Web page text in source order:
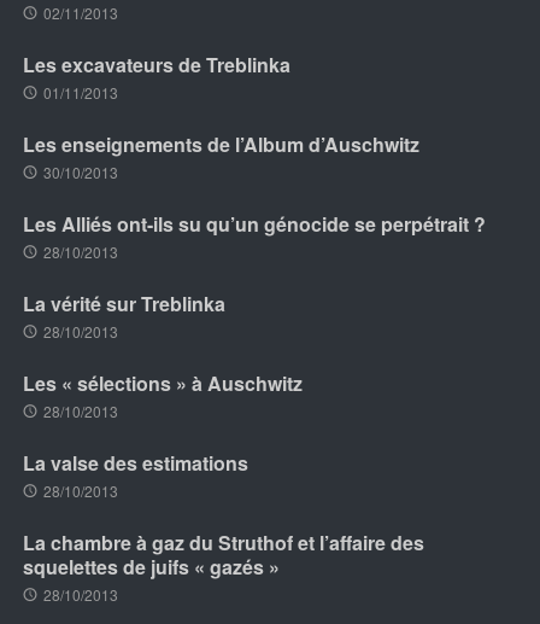
02/11/2013
Les excavateurs de Treblinka
01/11/2013
Les enseignements de l’Album d’Auschwitz
30/10/2013
Les Alliés ont-ils su qu’un génocide se perpétrait ?
28/10/2013
La vérité sur Treblinka
28/10/2013
Les « sélections » à Auschwitz
28/10/2013
La valse des estimations
28/10/2013
La chambre à gaz du Struthof et l’affaire des
squelettes de juifs « gazés »
28/10/2013